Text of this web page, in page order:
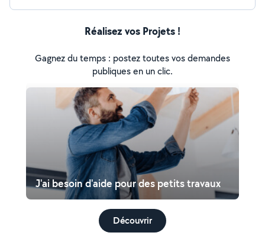
Réalisez vos Projets !
Gagnez du temps : postez toutes vos demandes
publiques en un clic.
J'ai besoin d'aide pour des petits travaux
Découvrir